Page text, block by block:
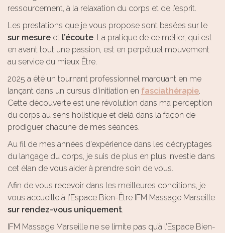
ressourcement, à la relaxation du corps et de l’esprit.
Les prestations que je vous propose sont basées sur le
sur mesure et l’écoute. La pratique de ce métier, qui est
en avant tout une passion, est en perpétuel mouvement
au service du mieux Être.
2025 a été un tournant professionnel marquant en me
lançant dans un cursus d’initiation en fasciathérapie.
Cette découverte est une révolution dans ma perception
du corps au sens holistique et delà dans la façon de
prodiguer chacune de mes séances.
Au fil de mes années d’expérience dans les décryptages
du langage du corps, je suis de plus en plus investie dans
cet élan de vous aider à prendre soin de vous.
Afin de vous recevoir dans les meilleures conditions, je
vous accueille à l’Espace Bien-Être IFM Massage Marseille
sur rendez-vous uniquement.
IFM Massage Marseille ne se limite pas qu’à l’Espace Bien-